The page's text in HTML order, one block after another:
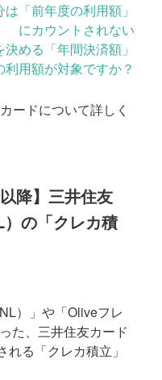
「前年度の利用額」
にカウントされない
める「年間決済額」
用額が対象ですか？
ードについて詳しく
降】三井住友
の「クレカ積
）」や「Oliveフレ
た、三井住友カード
る「クレカ積立」